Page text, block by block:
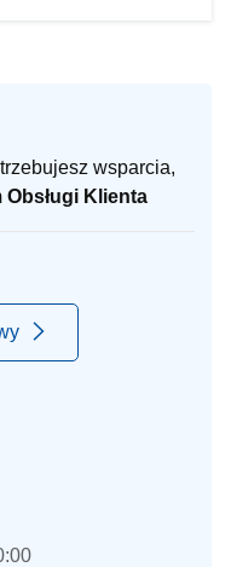
wsparcia,
Obsługi Klienta